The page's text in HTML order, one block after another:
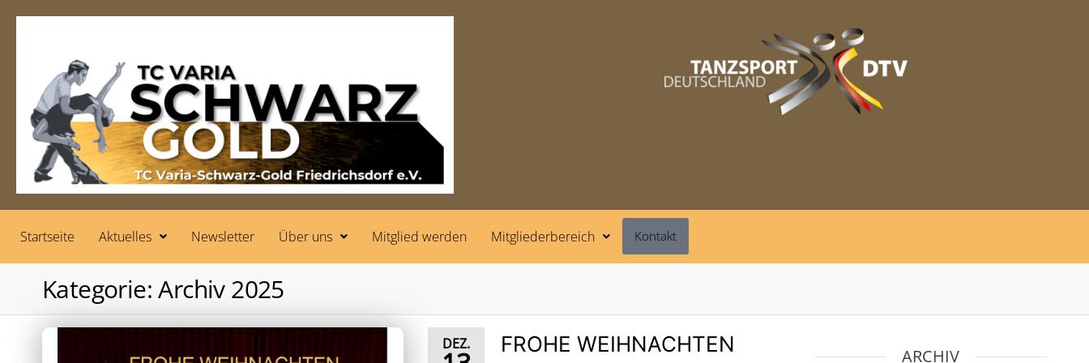
Startseite Aktuelles Newsletter Über uns Mitglied werden Mitgliederbereich Kontakt
Kategorie:Archiv 2025
DEZ. FROHE WEIHNACHTEN ARCHIV